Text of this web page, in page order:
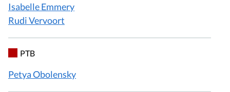
IsabelleEmmery
RudiVervoort
PTB
PetyaObolensky